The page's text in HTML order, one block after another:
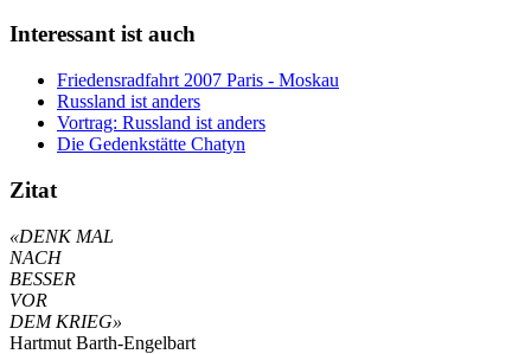
Interessant ist auch
Friedensradfahrt 2007 Paris - Moskau
Russland ist anders
Vortrag: Russland ist anders
Die Gedenkstätte Chatyn
Zitat
«DENK MAL
NACH
BESSER
VOR
DEM KRIEG»
Hartmut Barth-Engelbart